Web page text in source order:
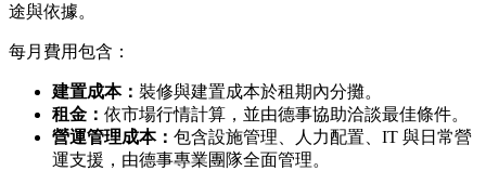
途與依據。
每月費用包含：
建置成本： 裝修與建置成本於租期內分攤。
租金： 依市場行情計算，並由德事協助洽談最佳條件。
營運管理成本： 包含設施管理、人力配置、IT 與日常營
運支援，由德事專業團隊全面管理。